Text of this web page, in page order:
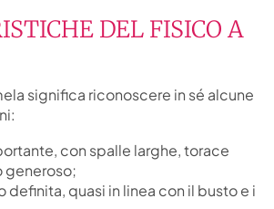
DEL FISICO A
significa riconoscere in sé alcune
con spalle larghe, torace
generoso;
definita, quasi in linea con il busto e i